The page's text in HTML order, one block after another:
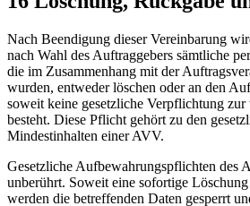
Nach Beendigung dieser Vereinbarung
nach Wahl des Auftraggebers sämtliche
die im Zusammenhang mit der
wurden, entweder löschen oder an den
soweit keine gesetzliche Verpflichtung zur
besteht. Diese Pflicht gehört zu den
Mindestinhalten einer AVV.
Gesetzliche Aufbewahrungspflichten des
unberührt. Soweit eine sofortige
werden die betreffenden Daten gesperrt